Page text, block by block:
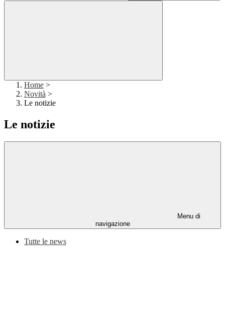
Home >
Novità >
Le notizie
Le notizie
Menu di
navigazione
Tutte le news